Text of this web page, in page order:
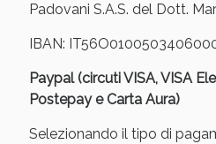
Padovani S.A.S. del Dott.
IBAN:
Paypal (circuti VISA, VISA
Postepay e Carta Aura)
Selezionando il tipo di